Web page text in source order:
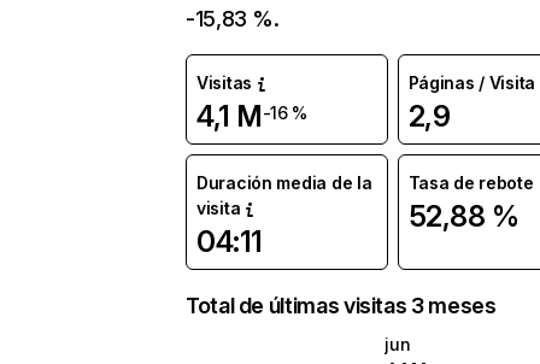
-15,83 %.
Visitas
4,1 M-16 %
Páginas / Visita
2,9
Duración media de la
visita
04:11
Tasa de rebote
52,88 %
Total de últimas visitas 3 meses
jun